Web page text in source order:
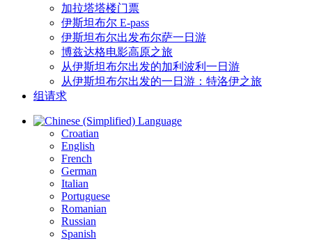
加拉塔塔楼门票
伊斯坦布尔 E-pass
伊斯坦布尔出发布尔萨一日游
博兹达格电影高原之旅
从伊斯坦布尔出发的加利波利一日游
从伊斯坦布尔出发的一日游：特洛伊之旅
组请求
Language
Croatian
English
French
German
Italian
Portuguese
Romanian
Russian
Spanish